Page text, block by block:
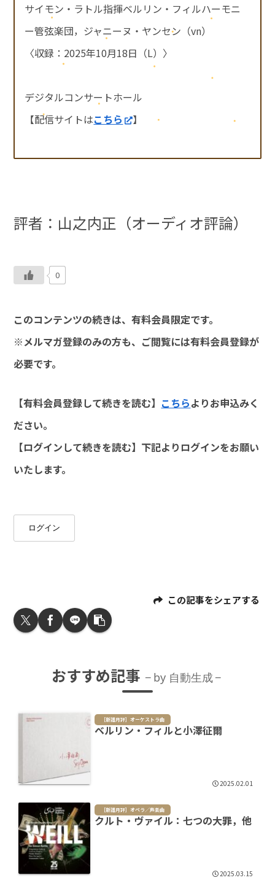
サイモン・ラトル指揮ベルリン・フィルハーモニ
ー管弦楽団，ジャニーヌ・ヤンセン（vn）
〈収録：2025年10月18日（L）〉
デジタルコンサートホール
【配信サイトはこちら 】
評者：山之内正（オーディオ評論）
0
このコンテンツの続きは、有料会員限定です。
※メルマガ登録のみの方も、ご閲覧には有料会員登録が
必要です。
【有料会員登録して続きを読む】 こちらよりお申込みく
ださい。
【ログインして続きを読む】下記よりログインをお願い
いたします。
ログイン
この記事をシェアする
おすすめ記事 by 自動生成
［新譜月評］オーケストラ曲
ベルリン・フィルと小澤征爾
2025.02.01
［新譜月評］オペラ／声楽曲
クルト・ヴァイル：七つの大罪，他
2025.03.15